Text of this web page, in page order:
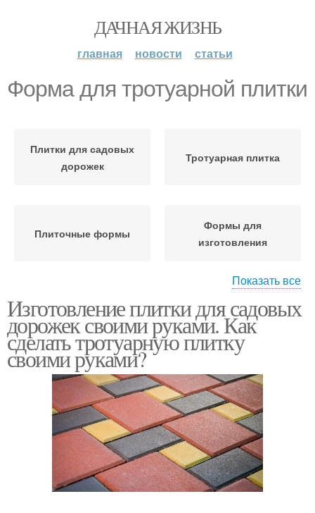
ДАЧНАЯ ЖИЗНЬ
главная новости статьи
Форма для тротуарной плитки
Плитки для садовых
дорожек
Тротуарная плитка
Плиточные формы
Формы для
изготовления
Руки без форм
Показать все
Изготовление плитки для садовых
дорожек своими руками. Как
сделать тротуарную плитку
своими руками?